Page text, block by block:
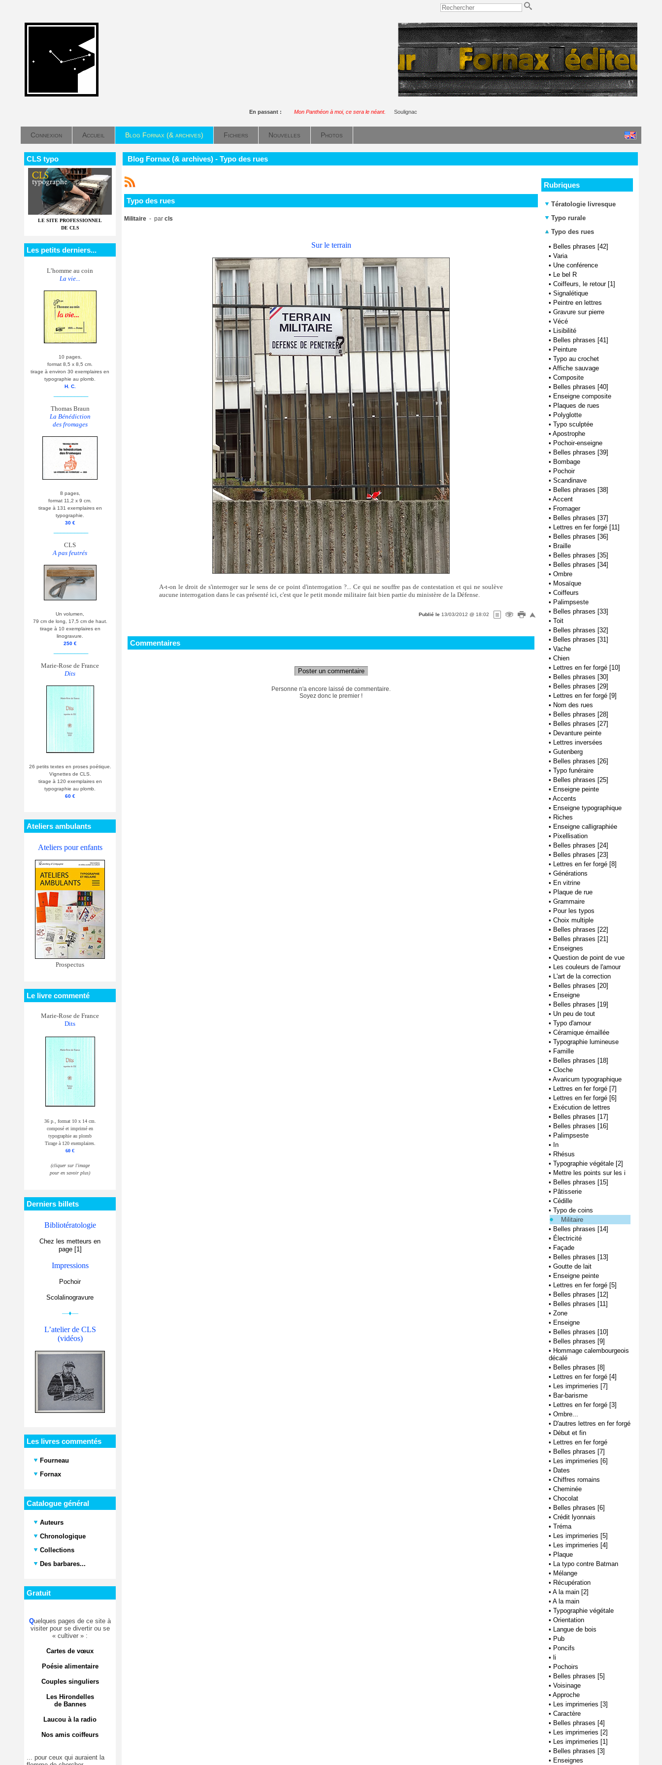
En passant : Mon Panthéon à moi, ce sera le néant. Soulignac
Connexion Accueil Blog Fornax (& archives) Fichiers Nouvelles Photos
CLS typo
LE SITE PROFESSIONNEL
DE CLS
Les petits derniers...
L’homme au coin
La vie...
10 pages,
format 8,5 x 8,5 cm.
tirage à environ 30 exemplaires en
typographie au plomb.
H. C.
Thomas Braun
La Bénédiction
des fromages
8 pages,
format 11,2 x 9 cm.
tirage à 131 exemplaires en
typographie.
30 €
CLS
A pas feutrés
Un volumen,
79 cm de long, 17,5 cm de haut.
tirage à 10 exemplaires en
linogravure.
250 €
Marie-Rose de France
Dits
26 petits textes en proses poétique.
Vignettes de CLS.
tirage à 120 exemplaires en
typographie au plomb.
60 €
Ateliers ambulants
Ateliers pour enfants
Prospectus
Le livre commenté
Marie-Rose de France
Dits
36 p., format 10 x 14 cm.
composé et imprimé en
typographie au plomb
Tirage à 120 exemplaires.
60 €
(cliquer sur l'image
pour en savoir plus)
Derniers billets
Bibliotératologie
Chez les metteurs en
page [1]
Impressions
Pochoir
Scolalinogravure
—♦—
L’atelier de CLS
(vidéos)
Les livres commentés
Fourneau
Fornax
Catalogue général
Auteurs
Chronologique
Collections
Des barbares...
Gratuit
Quelques pages de ce site à
visiter pour se divertir ou se
« cultiver » :
Cartes de vœux
Poésie alimentaire
Couples singuliers
Les Hirondelles
de Bannes
Laucou à la radio
Nos amis coiffeurs
... pour ceux qui auraient la
Blog Fornax (& archives) - Typo des rues
Typo des rues
Militaire - par cls
Sur le terrain
A-t-on le droit de s'interroger sur le sens de ce point d'interrogation ?... Ce qui ne souffre pas de contestation et qui ne soulève
aucune interrogation dans le cas présenté ici, c'est que le petit monde militaire fait bien partie du ministère de la Défense.
Publié le 13/03/2012 @ 18:02
Commentaires
Poster un commentaire
Personne n'a encore laissé de commentaire.
Soyez donc le premier !
Rubriques
Tératologie livresque
Typo rurale
Typo des rues
• Belles phrases [42]
• Varia
• Une conférence
• Le bel R
• Coiffeurs, le retour [1]
• Signalétique
• Peintre en lettres
• Gravure sur pierre
• Vécé
• Lisibilité
• Belles phrases [41]
• Peinture
• Typo au crochet
• Affiche sauvage
• Composite
• Belles phrases [40]
• Enseigne composite
• Plaques de rues
• Polyglotte
• Typo sculptée
• Apostrophe
• Pochoir-enseigne
• Belles phrases [39]
• Bombage
• Pochoir
• Scandinave
• Belles phrases [38]
• Accent
• Fromager
• Belles phrases [37]
• Lettres en fer forgé [11]
• Belles phrases [36]
• Braille
• Belles phrases [35]
• Belles phrases [34]
• Ombre
• Mosaïque
• Coiffeurs
• Palimpseste
• Belles phrases [33]
• Toit
• Belles phrases [32]
• Belles phrases [31]
• Vache
• Chien
• Lettres en fer forgé [10]
• Belles phrases [30]
• Belles phrases [29]
• Lettres en fer forgé [9]
• Nom des rues
• Belles phrases [28]
• Belles phrases [27]
• Devanture peinte
• Lettres inversées
• Gutenberg
• Belles phrases [26]
• Typo funéraire
• Belles phrases [25]
• Enseigne peinte
• Accents
• Enseigne typographique
• Riches
• Enseigne calligraphiée
• Pixellisation
• Belles phrases [24]
• Belles phrases [23]
• Lettres en fer forgé [8]
• Générations
• En vitrine
• Plaque de rue
• Grammaire
• Pour les typos
• Choix multiple
• Belles phrases [22]
• Belles phrases [21]
• Enseignes
• Question de point de vue
• Les couleurs de l'amour
• L'art de la correction
• Belles phrases [20]
• Enseigne
• Belles phrases [19]
• Un peu de tout
• Typo d'amour
• Céramique émaillée
• Typographie lumineuse
• Famille
• Belles phrases [18]
• Cloche
• Avaricum typographique
• Lettres en fer forgé [7]
• Lettres en fer forgé [6]
• Exécution de lettres
• Belles phrases [17]
• Belles phrases [16]
• Palimpseste
• In
• Rhésus
• Typographie végétale [2]
• Mettre les points sur les i
• Belles phrases [15]
• Pâtisserie
• Cédille
• Typo de coins
Militaire
• Belles phrases [14]
• Électricité
• Façade
• Belles phrases [13]
• Goutte de lait
• Enseigne peinte
• Lettres en fer forgé [5]
• Belles phrases [12]
• Belles phrases [11]
• Zone
• Enseigne
• Belles phrases [10]
• Belles phrases [9]
• Hommage calembourgeois
décalé
• Belles phrases [8]
• Lettres en fer forgé [4]
• Les imprimeries [7]
• Bar-barisme
• Lettres en fer forgé [3]
• Ombre...
• D'autres lettres en fer forgé
• Début et fin
• Lettres en fer forgé
• Belles phrases [7]
• Les imprimeries [6]
• Dates
• Chiffres romains
• Cheminée
• Chocolat
• Belles phrases [6]
• Crédit lyonnais
• Tréma
• Les imprimeries [5]
• Les imprimeries [4]
• Plaque
• La typo contre Batman
• Mélange
• Récupération
• A la main [2]
• A la main
• Typographie végétale
• Orientation
• Langue de bois
• Pub
• Poncifs
• li
• Pochoirs
• Belles phrases [5]
• Voisinage
• Approche
• Les imprimeries [3]
• Caractère
• Belles phrases [4]
• Les imprimeries [2]
• Les imprimeries [1]
• Belles phrases [3]
• Enseignes